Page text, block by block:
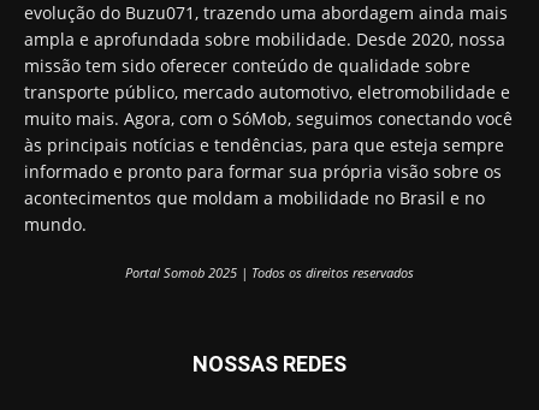
evolução do Buzu071, trazendo uma abordagem ainda mais
ampla e aprofundada sobre mobilidade. Desde 2020, nossa
missão tem sido oferecer conteúdo de qualidade sobre
transporte público, mercado automotivo, eletromobilidade e
muito mais. Agora, com o SóMob, seguimos conectando você
às principais notícias e tendências, para que esteja sempre
informado e pronto para formar sua própria visão sobre os
acontecimentos que moldam a mobilidade no Brasil e no
mundo.
Portal Somob 2025 | Todos os direitos reservados
NOSSAS REDES